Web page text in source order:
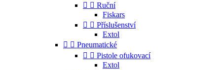
  Ruční
Fiskars
  Příslušenství
Extol
  Pneumatické
  Pistole ofukovací
Extol